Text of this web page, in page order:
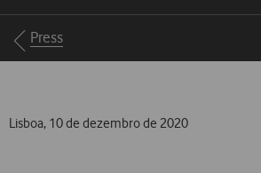
Breadcrumbs
Press
Lisboa, 10 de dezembro de 2020